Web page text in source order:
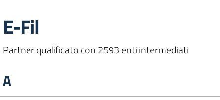
E-Fil
Partner qualificato con 2593 enti intermediati
A